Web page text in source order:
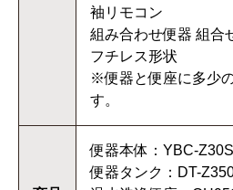
袖リモコン
組み合わせ便器 組合
フチレス形状
※便器と便座に多少
す。
便器本体：YBC-
便器タンク：DT-